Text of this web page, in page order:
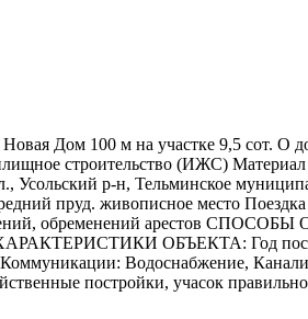
Дом 100 м на участке 9,5 сот. О
строительство (ИЖС)
Усольский р-н, Тельминское
пруд. живописное место Поездка
обременений арестов
ОБЪЕКТА: Год
Водоснабжение,
постройки, учасок